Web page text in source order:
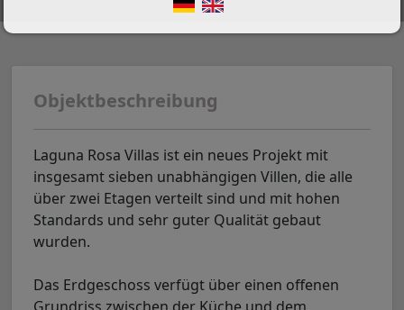
Objektbeschreibung
Laguna Rosa Villas ist ein neues Projekt mit
insgesamt sieben unabhängigen Villen, die alle
über zwei Etagen verteilt sind und mit hohen
Standards und sehr guter Qualität gebaut
wurden.
Das Erdgeschoss verfügt über einen offenen